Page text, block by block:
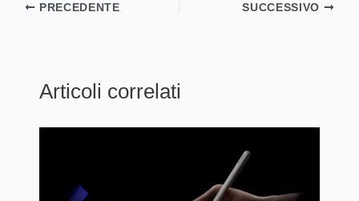
PRECEDENTE SUCCESSIVO
Articoli correlati